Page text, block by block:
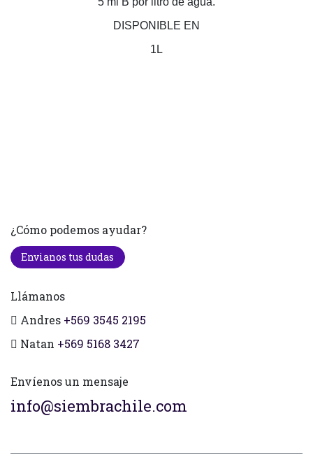
DISPONIBLE EN
1L
¿Cómo podemos ayudar?
Envianos tus dudas
Llámanos
Andres +569 3545 2195
Natan +569 5168 3427
Envíenos un mensaje
info@siembrachile.com